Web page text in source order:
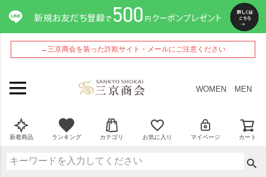
→三京商会を装った詐欺サイト・メールにご注意ください
WOMEN MEN
新着商品 ランキング カテゴリ お気に入り マイページ カート